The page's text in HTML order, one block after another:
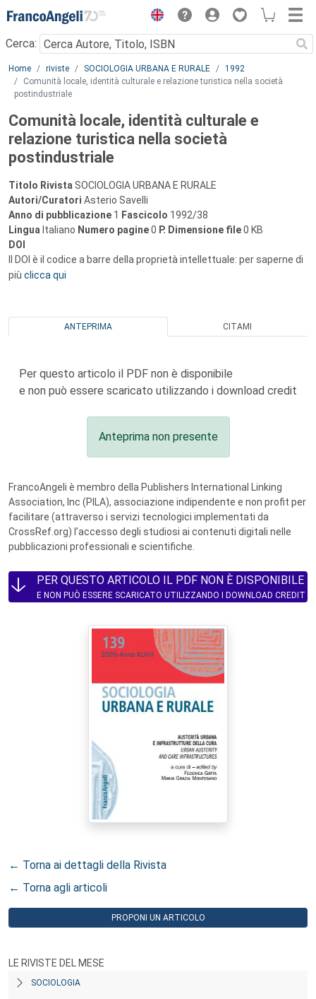
Menu
Cerca:
Main content
Home riviste SOCIOLOGIA URBANA E RURALE
1992
Comunità locale, identità culturale e relazione turistica nella società
postindustriale
Comunità locale, identità culturale e
relazione turistica nella società
postindustriale
Titolo Rivista SOCIOLOGIA URBANA E RURALE
Autori/Curatori Asterio Savelli
Anno di pubblicazione 1 Fascicolo 1992/38
Lingua Italiano Numero pagine0 P. Dimensione file0 KB
DOI
Il DOI è il codice a barre della proprietà intellettuale: per saperne di
più clicca qui
ANTEPRIMA CITAMI
Per questo articolo il PDF non è disponibile
e non può essere scaricato utilizzando i download credit
Anteprima non presente
FrancoAngeli è membro della Publishers International Linking
Association, Inc (PILA), associazione indipendente e non profit per
facilitare (attraverso i servizi tecnologici implementati da
CrossRef.org) l’accesso degli studiosi ai contenuti digitali nelle
pubblicazioni professionali e scientifiche.
PER QUESTO ARTICOLO IL PDF NON È DISPONIBILE
E NON PUÒ ESSERE SCARICATO UTILIZZANDO I DOWNLOAD CREDIT
← Torna ai dettagli della Rivista
← Torna agli articoli
PROPONI UN ARTICOLO
LE RIVISTE DEL MESE
SOCIOLOGIA